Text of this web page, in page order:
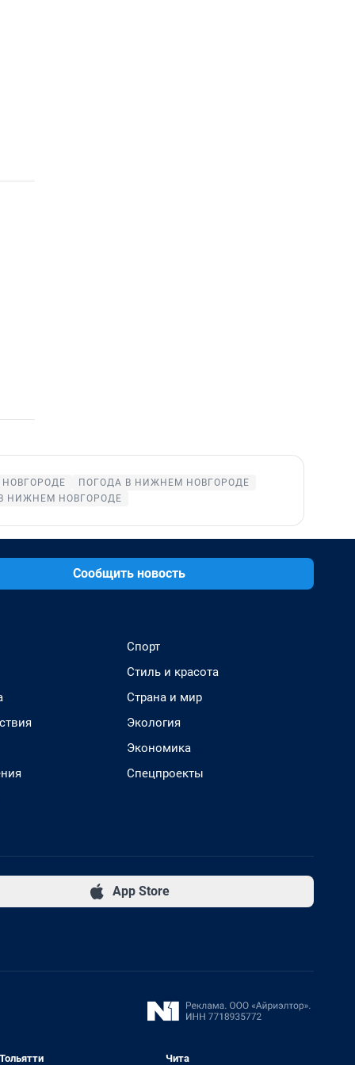
ПОГОДА В НИЖНЕМ НОВГОРОДЕ
НИЖНЕМ НОВГОРОДЕ
Сообщить новость
Спорт
Стиль и красота
Страна и мир
Экология
Экономика
Спецпроекты
App Store
Тольятти Чита